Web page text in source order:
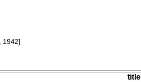
1942]
title